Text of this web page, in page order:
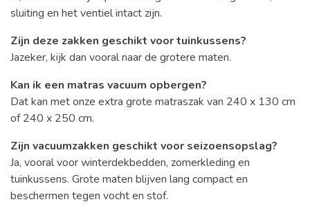
sluiting en het ventiel intact zijn.
Zijn deze zakken geschikt voor tuinkussens?
Jazeker, kijk dan vooral naar de grotere maten.
Kan ik een matras vacuum opbergen?
Dat kan met onze extra grote matraszak van 240 x 130 cm
of 240 x 250 cm.
Zijn vacuumzakken geschikt voor seizoensopslag?
Ja, vooral voor winterdekbedden, zomerkleding en
tuinkussens. Grote maten blijven lang compact en
beschermen tegen vocht en stof.